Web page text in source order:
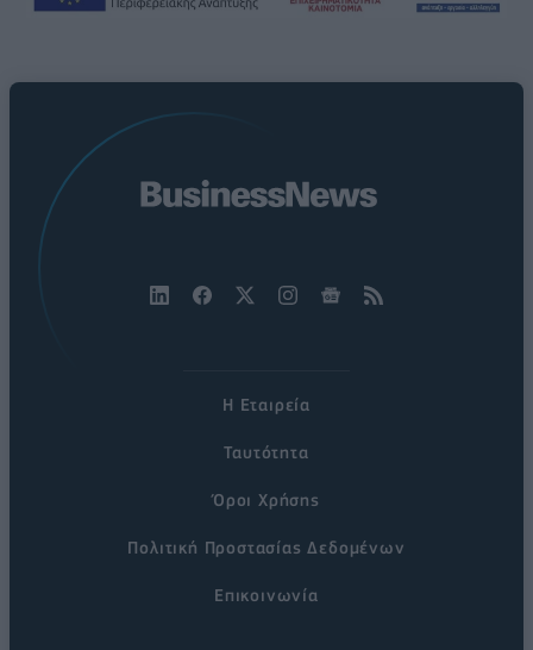
Η Εταιρεία
Ταυτότητα
Όροι Χρήσης
Πολιτική Προστασίας Δεδομένων
Επικοινωνία